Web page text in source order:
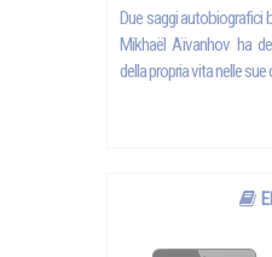
Due saggi autobiografici
Mikhaël Aïvanhov ha
della propria vita nelle